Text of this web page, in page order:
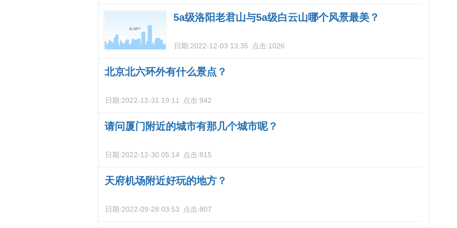
5a级洛阳老君山与5a级白云山哪个风景最美？
日期:2022-12-03 13:35 点击:1026
北京北六环外有什么景点？
日期:2022-12-31 19:11 点击:942
请问厦门附近的城市有那几个城市呢？
日期:2022-12-30 05:14 点击:815
天府机场附近好玩的地方？
日期:2022-09-28 03:53 点击:807